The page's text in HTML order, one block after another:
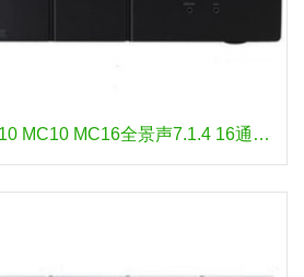
Lexicon/莱斯康 MC-10 MC10 MC16全景声7.1.4 16通道AV纯前级功放